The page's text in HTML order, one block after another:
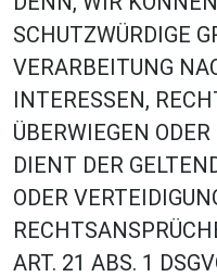
SCHUTZWÜRDIGE
VERARBEITUNG
INTERESSEN,
ÜBERWIEGEN
DIENT DER
ODER
ART. 21 ABS. 1